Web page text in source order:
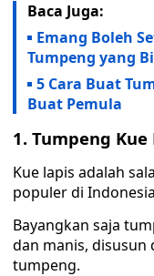
Baca Juga:
Emang Boleh
Tumpeng yang
5 Cara Buat
Buat Pemula
1. Tumpeng Kue
Kue lapis adalah
populer di
Bayangkan saja
dan manis,
tumpeng.